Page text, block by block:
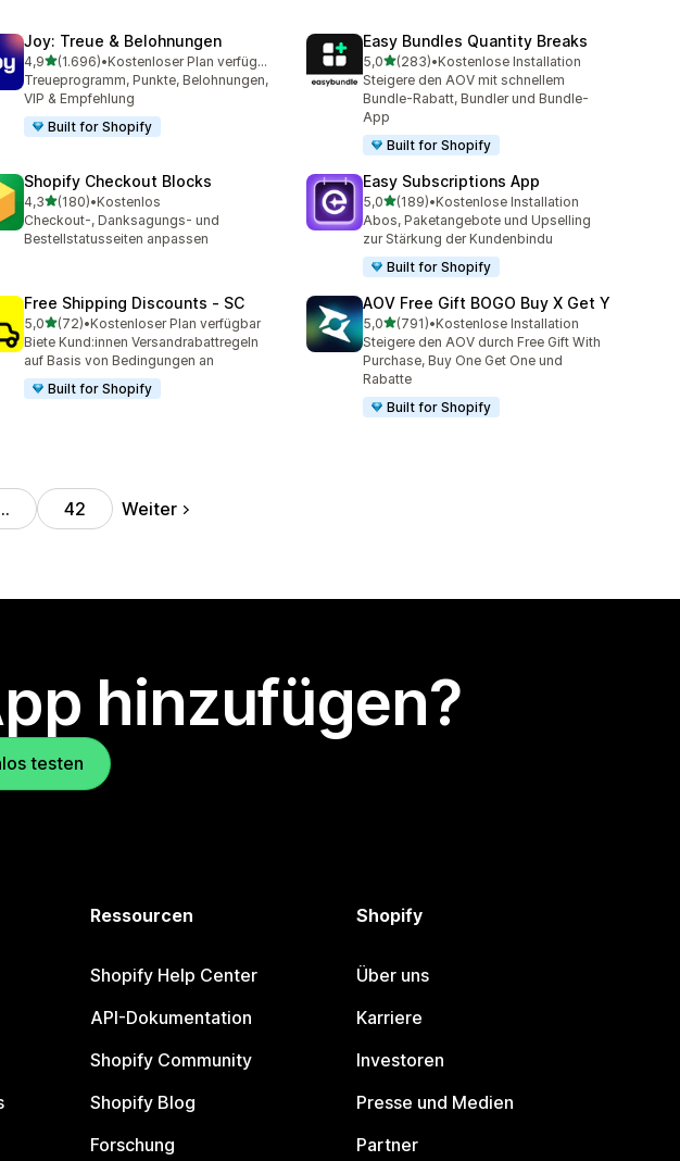
Joy: Treue & Belohnungen
4,9von 5 Sternen
(1.696)
1696 Rezensionen insgesamt
•
Kostenloser Plan verfügbar
Treueprogramm, Punkte, Belohnungen,
VIP & Empfehlung
Built for Shopify
Easy Bundles Quantity Breaks
5,0von 5 Sternen
(283)
283 Rezensionen insgesamt
•Kostenlose Installation
Steigere den AOV mit schnellem
Bundle-Rabatt, Bundler und Bundle-
App
Built for Shopify
Shopify Checkout Blocks
4,3von 5 Sternen
(180)
180 Rezensionen insgesamt
•Kostenlos
Checkout-, Danksagungs- und
Bestellstatusseiten anpassen
Easy Subscriptions App
5,0von 5 Sternen
(189)
189 Rezensionen insgesamt
•Kostenlose Installation
Abos, Paketangebote und Upselling
zur Stärkung der Kundenbindu
Built for Shopify
Free Shipping Discounts ‑ SC
5,0von 5 Sternen
(72)
72 Rezensionen insgesamt
•Kostenloser Plan verfügbar
Biete Kund:innen Versandrabattregeln
auf Basis von Bedingungen an
Built for Shopify
AOV Free Gift BOGO Buy X Get Y
5,0von 5 Sternen
(791)
791 Rezensionen insgesamt
•Kostenlose Installation
Steigere den AOV durch Free Gift With
Purchase, Buy One Get One und
Rabatte
Built for Shopify
42 Weiter
hinzufügen?
testen
Ressourcen
Shopify Help Center
API-Dokumentation
Shopify Community
Shopify Blog
Forschung
Shopify
Über uns
Karriere
Investoren
Presse und Medien
Partner